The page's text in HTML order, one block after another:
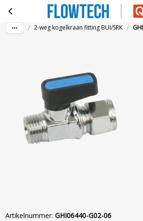
Ga naar hoofdinhoudGHILUX BU X SRK G1/4
/ 2-weg kogelkraan fitting BUI/SRK /
Artikelnummer: GHI06440-G02-06